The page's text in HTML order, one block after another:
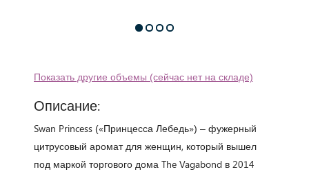
Показать другие объемы (сейчас нет на складе)
Описание:
Swan Princess («Принцесса Лебедь») – фужерный
цитрусовый аромат для женщин, который вышел
под маркой торгового дома The Vagabond в 2014